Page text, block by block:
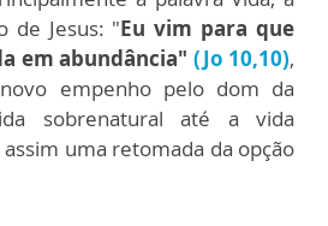
de Jesus: "Eu vim para que
em abundância" (Jo 10,10),
empenho pelo dom da
sobrenatural até a vida
uma retomada da opção